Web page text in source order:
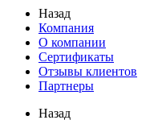
Назад
Компания
О компании
Сертификаты
Отзывы клиентов
Партнеры
Назад